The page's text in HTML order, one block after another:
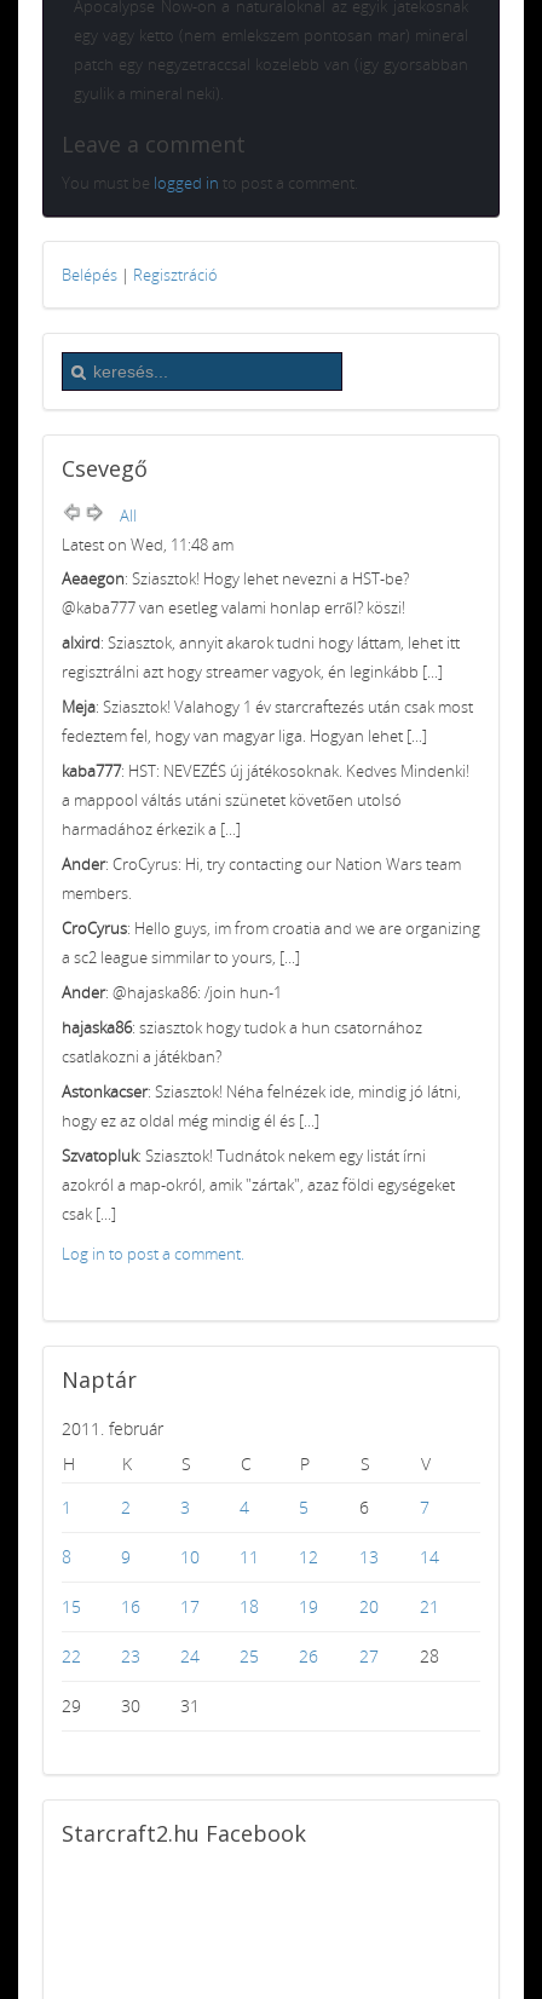
Apocalypse Now-on a naturaloknal az egyik jatekosnak
egy vagy ketto (nem emlekszem pontosan mar) mineral
patch egy negyzetraccsal kozelebb van (igy gyorsabban
gyulik a mineral neki).
Leave a comment
You must be logged in to post a comment.
Belépés | Regisztráció
Csevegő
All
Latest on Wed, 11:48 am
Aeaegon: Sziasztok! Hogy lehet nevezni a HST-be?
@kaba777 van esetleg valami honlap erről? köszi!
alxird: Sziasztok, annyit akarok tudni hogy láttam, lehet itt
regisztrálni azt hogy streamer vagyok, én leginkább [...]
Meja: Sziasztok! Valahogy 1 év starcraftezés után csak most
fedeztem fel, hogy van magyar liga. Hogyan lehet [...]
kaba777: HST: NEVEZÉS új játékosoknak. Kedves Mindenki!
a mappool váltás utáni szünetet követően utolsó
harmadához érkezik a [...]
Ander: CroCyrus: Hi, try contacting our Nation Wars team
members.
CroCyrus: Hello guys, im from croatia and we are organizing
a sc2 league simmilar to yours, [...]
Ander: @hajaska86: /join hun-1
hajaska86: sziasztok hogy tudok a hun csatornához
csatlakozni a játékban?
Astonkacser: Sziasztok! Néha felnézek ide, mindig jó látni,
hogy ez az oldal még mindig él és [...]
Szvatopluk: Sziasztok! Tudnátok nekem egy listát írni
azokról a map-okról, amik "zártak", azaz földi egységeket
csak [...]
Log in to post a comment.
Naptár
2011. február
H
K S C P S
V
1
2 3 4 5 6 7
8 9 10 11 12 13 14
15 16 17 18 19 20 21
22 23 24 25 26 27 28
29 30 31
Starcraft2.hu Facebook